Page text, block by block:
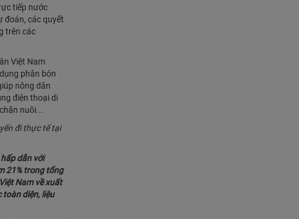
tiếp nước
đoán, các quyết
trên các
Việt Nam
phân bón
nông dân
điện thoại di
nuôi...
đi thực tế tại
dẫn với
21% trong tổng
Nam về xuất
diện, liệu